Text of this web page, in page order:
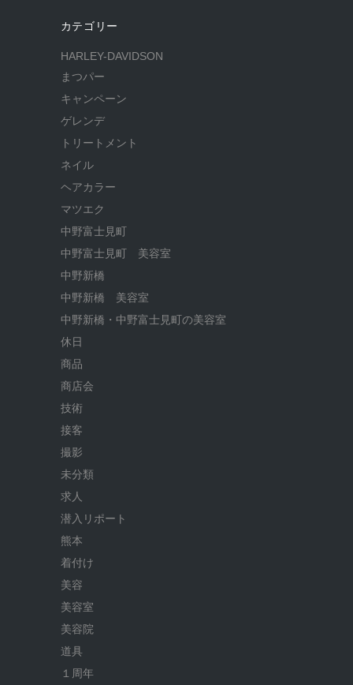
カテゴリー
HARLEY-DAVIDSON
まつパー
キャンペーン
ゲレンデ
トリートメント
ネイル
ヘアカラー
マツエク
中野富士見町
中野富士見町 美容室
中野新橋
中野新橋 美容室
中野新橋・中野富士見町の美容室
休日
商品
商店会
技術
接客
撮影
未分類
求人
潜入リポート
熊本
着付け
美容
美容室
美容院
道具
１周年